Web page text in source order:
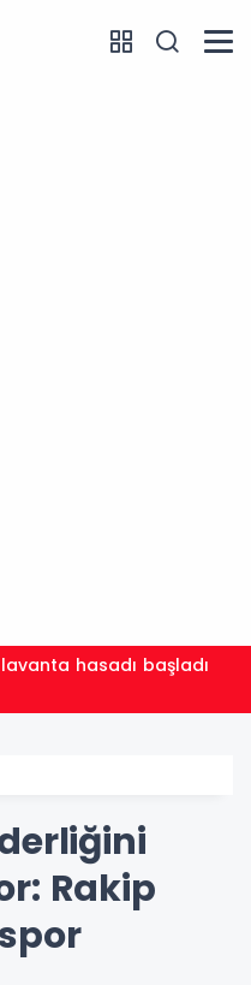
hasadı başladı
Rakip